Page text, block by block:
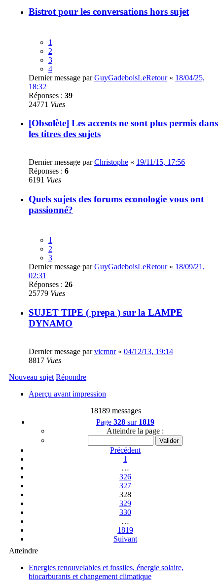
Bistrot pour les conversations hors sujet
1
2
3
4
Dernier message parGuyGadeboisLeRetour« 18/04/25,
18:32
Réponses : 39
24771 Vues
[Obsolète] Les accents ne sont plus permis dans
les titres des sujets
Dernier message parChristophe « 19/11/15, 17:56
Réponses : 6
6191 Vues
Quels sujets des forums econologie vous ont
passionné?
1
2
3
Dernier message parGuyGadeboisLeRetour« 18/09/21,
02:31
Réponses : 26
25779 Vues
SUJET TIPE ( prepa ) sur la LAMPE
DYNAMO
Dernier message parvicmnr« 04/12/13, 19:14
8817 Vues
Nouveau sujet Répondre
Aperçu avant impression
18189 messages
Page 328 sur 1819
Atteindre la page :
Précédent
1
…
326
327
328
329
330
…
1819
Suivant
Atteindre
Energies renouvelables et fossiles, énergie solaire,
biocarburants et changement climatique